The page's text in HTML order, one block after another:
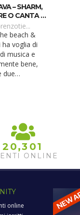
– SHARM,
O CANTA &
voglia di
musica e
bene,
due
sulla
Dalle 21,
2 0,3 01
ONLINE
online